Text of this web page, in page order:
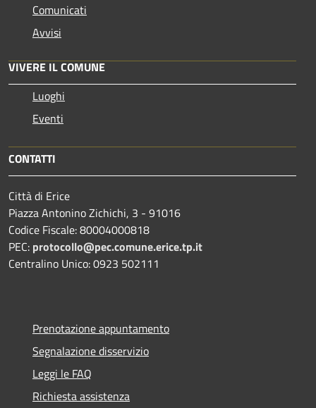
Comunicati
Avvisi
VIVERE IL COMUNE
Luoghi
Eventi
CONTATTI
Città di Erice
Piazza Antonino Zichichi, 3 - 91016
Codice Fiscale: 80004000818
PEC: protocollo@pec.comune.erice.tp.it
Centralino Unico: 0923 502111
Prenotazione appuntamento
Segnalazione disservizio
Leggi le FAQ
Richiesta assistenza